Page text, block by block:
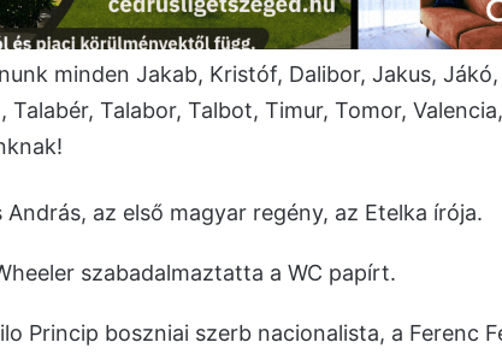
minden Jakab, Kristóf, Dalibor, Jakus,
Talabor, Talbot, Timur, Tomor,
az első magyar regény, az Etelka írója.
szabadalmaztatta a WC papírt.
Princip boszniai szerb nacionalista, a Ferenc